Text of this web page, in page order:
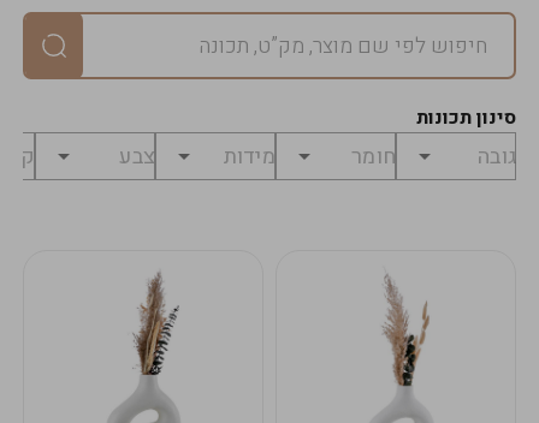
סינון תכונות
במארז
מחיר
לפני
₪0
לתשלום